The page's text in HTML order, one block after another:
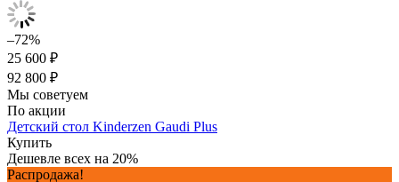
–72%
25 600 ₽
92 800 ₽
Мы советуем
По акции
Детский стол Kinderzen Gaudi Plus
Купить
Дешевле всех на 20%
Распродажа!